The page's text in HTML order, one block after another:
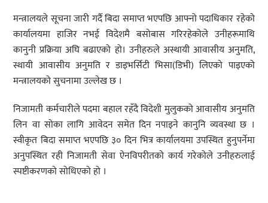
मन्त्रालयले सूचना जारी गर्दै बिदा समाप्त भएपछि आफ्नो पदाधिकार रहेको
कार्यालयमा हाजिर नभई विदेशमै बसोबास गरिरहेकोले उनीहरूमाथि
कानुनी प्रक्रिया अघि बढाएको हो। उनीहरुले अस्थायी आवासीय अनुमति,
स्थायी आवासीय अनुमति र डाइभर्सिटी भिसा(डिभी) लिएको पाइएको
मन्त्रालयको सुचनामा उल्लेख छ ।
निजामती कर्मचारीले पदमा बहाल रहँदै विदेशी मुलुकको आवासीय अनुमति
लिन वा सोका लागि आवेदन समेत दिन नपाइने कानुनि व्यवस्था छ ।
स्वीकृत बिदा समाप्त भएपछि ३० दिन भित्र कार्यालयमा उपस्थित हुनुपर्नेमा
अनुपस्थित रही निजामती सेवा ऐनविपरीतको कार्य गरेकोले उनीहरुलाई
स्पष्टीकरणको सोधिएको हो ।